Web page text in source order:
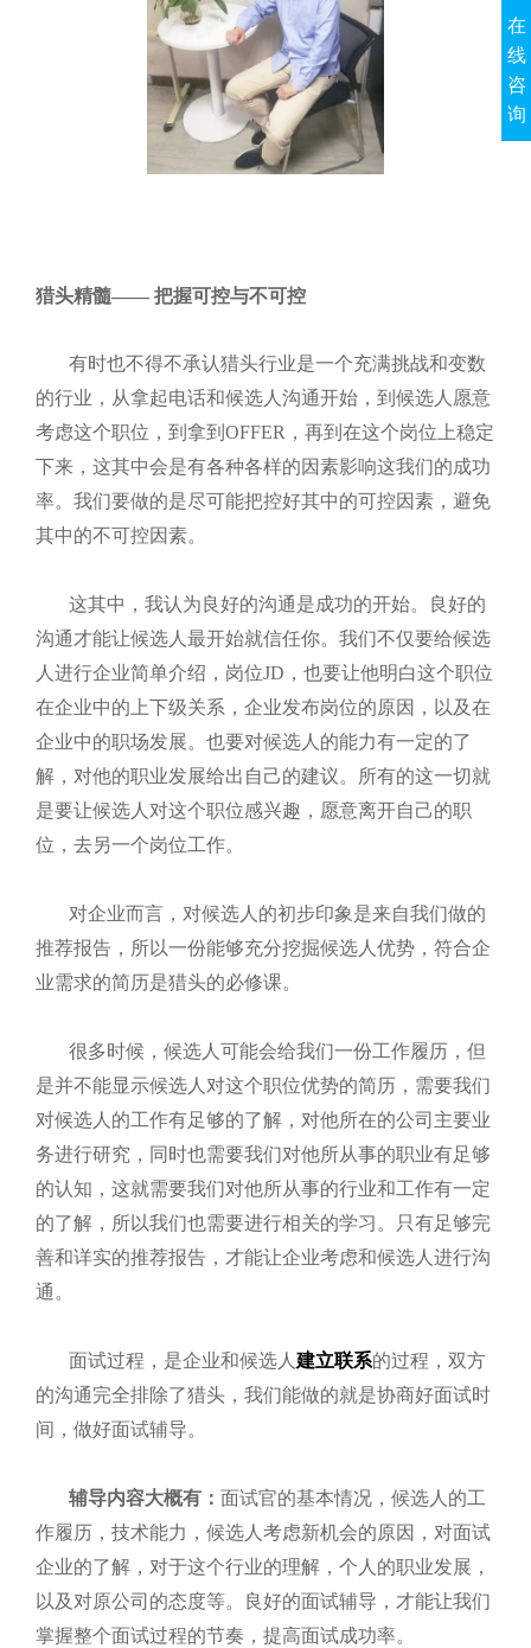
猎头精髓—— 把握可控与不可控
有时也不得不承认猎头行业是一个充满挑战和变数
的行业，从拿起电话和候选人沟通开始，到候选人愿意
考虑这个职位，到拿到 OFFER，再到在这个岗位上稳定
下来，这其中会是有各种各样的因素影响这我们的成功
率。我们要做的是尽可能把控好其中的可控因素，避免
其中的不可控因素。
这其中，我认为良好的沟通是成功的开始。良好的
沟通才能让候选人最开始就信任你。我们不仅要给候选
人进行企业简单介绍，岗位JD，也要让他明白这个职位
在企业中的上下级关系，企业发布岗位的原因，以及在
企业中的职场发展。也要对候选人的能力有一定的了
解，对他的职业发展给出自己的建议。所有的这一切就
是要让候选人对这个职位感兴趣，愿意离开自己的职
位，去另一个岗位工作。
对企业而言，对候选人的初步印象是来自我们做的
推荐报告，所以一份能够充分挖掘候选人优势，符合企
业需求的简历是猎头的必修课。
很多时候，候选人可能会给我们一份工作履历，但
是并不能显示候选人对这个职位优势的简历，需要我们
对候选人的工作有足够的了解，对他所在的公司主要业
务进行研究，同时也需要我们对他所从事的职业有足够
的认知，这就需要我们对他所从事的行业和工作有一定
的了解，所以我们也需要进行相关的学习。只有足够完
善和详实的推荐报告，才能让企业考虑和候选人进行沟
通。
面试过程，是企业和候选人 建立联系的过程，双方
的沟通完全排除了猎头，我们能做的就是协商好面试时
间，做好面试辅导。
辅导内容大概有 ： 面试官的基本情况，候选人的工
作履历，技术能力，候选人考虑新机会的原因，对面试
企业的了解，对于这个行业的理解，个人的职业发展，
以及对原公司的态度等。良好的面试辅导，才能让我们
掌握整个面试过程的节奏，提高面试成功率。
在
线
咨
询